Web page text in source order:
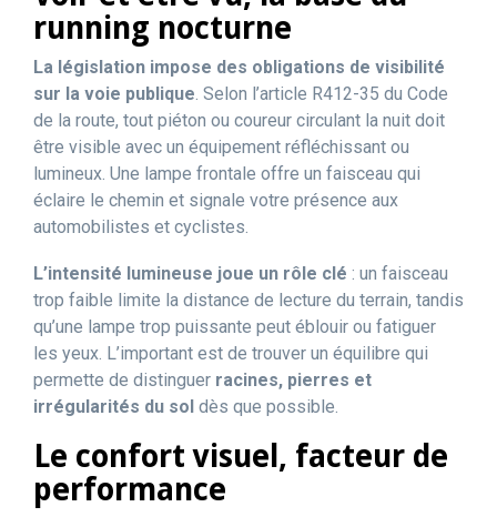
running nocturne
La législation impose des obligations de visibilité
sur la voie publique. Selon l’article R412-35 du Code
de la route, tout piéton ou coureur circulant la nuit doit
être visible avec un équipement réfléchissant ou
lumineux. Une lampe frontale offre un faisceau qui
éclaire le chemin et signale votre présence aux
automobilistes et cyclistes.
L’intensité lumineuse joue un rôle clé : un faisceau
trop faible limite la distance de lecture du terrain, tandis
qu’une lampe trop puissante peut éblouir ou fatiguer
les yeux. L’important est de trouver un équilibre qui
permette de distinguer racines, pierres et
irrégularités du sol dès que possible.
Le confort visuel, facteur de
performance